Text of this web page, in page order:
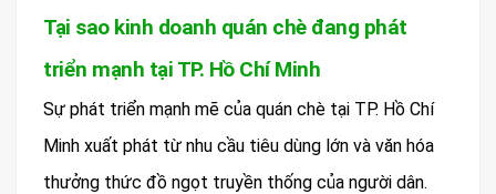
Tại sao kinh doanh quán chè đang phát
triển mạnh tại TP. Hồ Chí Minh
Sự phát triển mạnh mẽ của quán chè tại TP. Hồ Chí
Minh xuất phát từ nhu cầu tiêu dùng lớn và văn hóa
thưởng thức đồ ngọt truyền thống của người dân.